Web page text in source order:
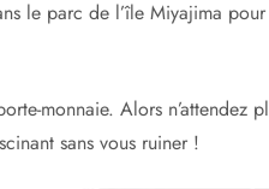
harmonieusement. Explorez
abordables dans les petites